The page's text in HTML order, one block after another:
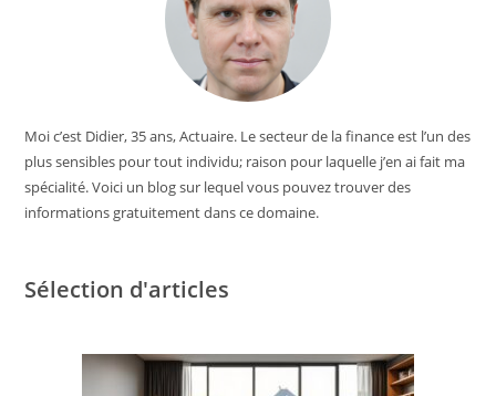
Moi c’est Didier, 35 ans, Actuaire. Le secteur de la finance est l’un des
plus sensibles pour tout individu; raison pour laquelle j’en ai fait ma
spécialité. Voici un blog sur lequel vous pouvez trouver des
informations gratuitement dans ce domaine.
Sélection d'articles